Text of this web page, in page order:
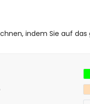
indem Sie auf